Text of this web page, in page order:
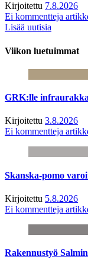
Kirjoitettu 7.8.2026
Ei kommentteja
Lisää uutisia
Viikon luetuimmat
GRK:lle infraurakka
Kirjoitettu 3.8.2026
Ei kommentteja
Skanska-pomo
Kirjoitettu 5.8.2026
Ei kommentteja
Rakennustyö